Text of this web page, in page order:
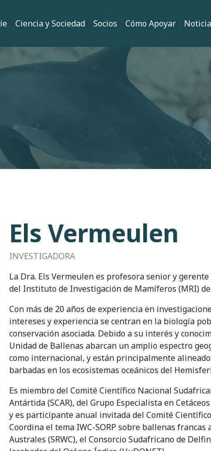
Ciencia y Sociedad Socios Cómo Apoyar
Els Vermeulen
INVESTIGADORA
La Dra. Els Vermeulen es profesora senior y
del Instituto de Investigación de Mamíferos (MRI)
Con más de 20 años de experiencia en
intereses y experiencia se centran en la biología
conservación asociada. Debido a su interés y
Unidad de Ballenas abarcan un amplio espectro
como internacional, y están principalmente
barbadas en los ecosistemas oceánicos del
Es miembro del Comité Científico Nacional
Antártida (SCAR), del Grupo Especialista en
y es participante anual invitada del Comité
Coordina el tema IWC-SORP sobre ballenas
Australes (SRWC), el Consorcio Sudafricano de